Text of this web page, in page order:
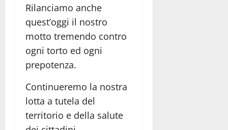
Rilanciamo anche
quest’oggi il nostro
motto tremendo contro
ogni torto ed ogni
prepotenza.
Continueremo la nostra
lotta a tutela del
territorio e della salute